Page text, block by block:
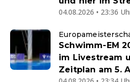
04.08.2026 • 23:36
Schwimm-EM
im Livestream
Zeitplan am 5.